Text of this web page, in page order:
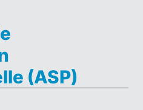
(ASP)